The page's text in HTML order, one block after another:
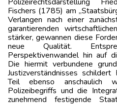
Fischers (1785) am
Verlangen nach einer
garantierenden
stärker, gewannen diese
neue Qualität.
Perspektivenwandel hin auf
Die hiermit verbundene
Justizverständnisses
Teil ebenso anschaulich
Polizeibegriffs und die
zunehmend festigende